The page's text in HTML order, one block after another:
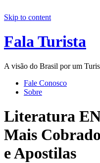
Skip to content
Fala Turista
A visão do Brasil por um
Fale Conosco
Sobre
Literatura
Mais
e Apostilas